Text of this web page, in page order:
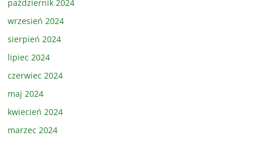
październik 2024
wrzesień 2024
sierpień 2024
lipiec 2024
czerwiec 2024
maj 2024
kwiecień 2024
marzec 2024